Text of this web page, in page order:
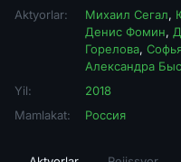
Aktyorlar:
Михаил Сегал,
Денис Фомин,
Горелова,
Александра
Yil:
2018
Mamlakat:
Россия